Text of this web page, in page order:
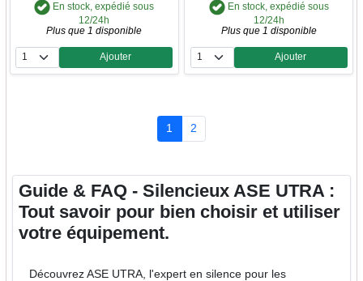
En stock, expédié sous
12/24h
Plus que 1 disponible
Quantité
Ajouter
En stock, expédié sous
12/24h
Plus que 1 disponible
Quantité
Ajouter
1 2
Guide & FAQ - Silencieux ASE UTRA :
Tout savoir pour bien choisir et utiliser
votre équipement.
Découvrez ASE UTRA, l'expert en silence pour les